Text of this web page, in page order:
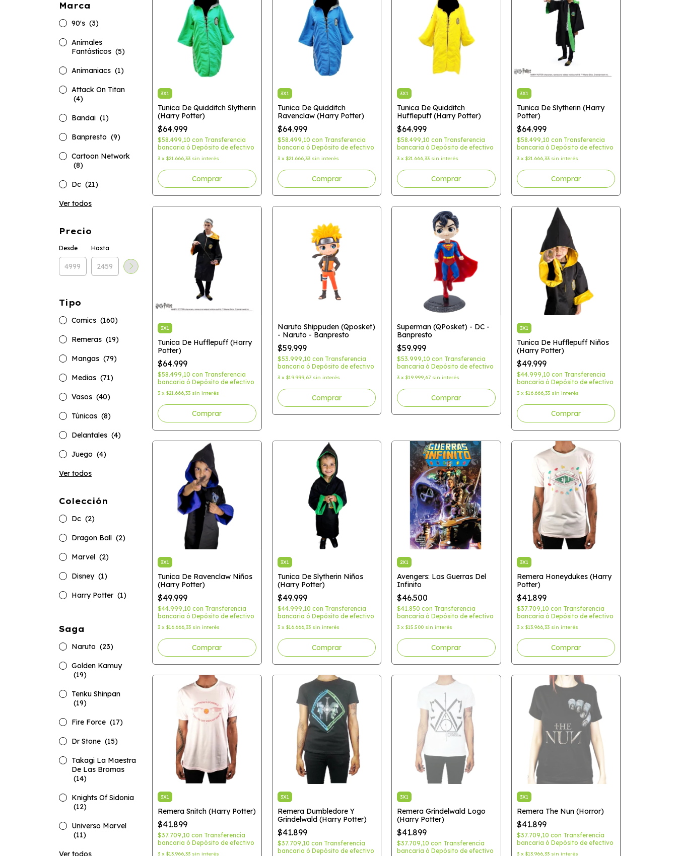
Marca
90's (3)
Animales
Fantásticos (5)
Animaniacs (1)
Attack On Titan
(4)
Bandai (1)
Banpresto (9)
Cartoon Network
(8)
Dc (21)
Ver todos
Precio
Desde Hasta
Tipo
Comics (160)
Remeras (19)
Mangas (79)
Medias (71)
Vasos (40)
Túnicas (8)
Delantales (4)
Juego (4)
Ver todos
Colección
Dc (2)
Dragon Ball (2)
Marvel (2)
Disney (1)
Harry Potter (1)
Saga
Naruto (23)
Golden Kamuy
(19)
Tenku Shinpan
(19)
Fire Force (17)
Dr Stone (15)
Takagi La Maestra
De Las Bromas
(14)
Knights Of Sidonia
(12)
Universo Marvel
(11)
Ver todos
3X1
Tunica De Quidditch Slytherin
(Harry Potter)
$64.999
$58.499,10 con Transferencia
bancaria ó Depósito de efectivo
3 x $21.666,33 sin interés
Comprar
3X1
Tunica De Quidditch
Ravenclaw (Harry Potter)
$64.999
$58.499,10 con Transferencia
bancaria ó Depósito de efectivo
3 x $21.666,33 sin interés
Comprar
3X1
Tunica De Quidditch
Hufflepuff (Harry Potter)
$64.999
$58.499,10 con Transferencia
bancaria ó Depósito de efectivo
3 x $21.666,33 sin interés
Comprar
3X1
Tunica De Slytherin (Harry
Potter)
$64.999
$58.499,10 con Transferencia
bancaria ó Depósito de efectivo
3 x $21.666,33 sin interés
Comprar
3X1
Tunica De Hufflepuff (Harry
Potter)
$64.999
$58.499,10 con Transferencia
bancaria ó Depósito de efectivo
3 x $21.666,33 sin interés
Comprar
Naruto Shippuden (Qposket)
- Naruto - Banpresto
$59.999
$53.999,10 con Transferencia
bancaria ó Depósito de efectivo
3 x $19.999,67 sin interés
Superman (QPosket) - DC -
Banpresto
$59.999
$53.999,10 con Transferencia
bancaria ó Depósito de efectivo
3 x $19.999,67 sin interés
3X1
Tunica De Hufflepuff Niños
(Harry Potter)
$49.999
$44.999,10 con Transferencia
bancaria ó Depósito de efectivo
3 x $16.666,33 sin interés
Comprar
3X1
Tunica De Ravenclaw Niños
(Harry Potter)
$49.999
$44.999,10 con Transferencia
bancaria ó Depósito de efectivo
3 x $16.666,33 sin interés
Comprar
3X1
Tunica De Slytherin Niños
(Harry Potter)
$49.999
$44.999,10 con Transferencia
bancaria ó Depósito de efectivo
3 x $16.666,33 sin interés
Comprar
2X1
Avengers: Las Guerras Del
Infinito
$46.500
$41.850 con Transferencia
bancaria ó Depósito de efectivo
3 x $15.500 sin interés
3X1
Remera Honeydukes (Harry
Potter)
$41.899
$37.709,10 con Transferencia
bancaria ó Depósito de efectivo
3 x $13.966,33 sin interés
Comprar
3X1
Remera Snitch (Harry Potter)
$41.899
$37.709,10 con Transferencia
bancaria ó Depósito de efectivo
3 x $13.966,33 sin interés
3X1
Remera Dumbledore Y
Grindelwald (Harry Potter)
$41.899
$37.709,10 con Transferencia
bancaria ó Depósito de efectivo
3X1
Remera Grindelwald Logo
(Harry Potter)
$41.899
$37.709,10 con Transferencia
bancaria ó Depósito de efectivo
3X1
Remera The Nun (Horror)
$41.899
$37.709,10 con Transferencia
bancaria ó Depósito de efectivo
3 x $13.966,33 sin interés